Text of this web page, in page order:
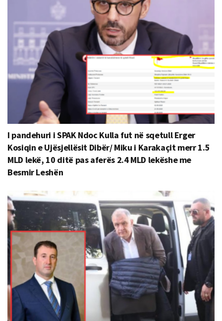
I pandehuri i SPAK Ndoc Kulla fut në sqetull Erger
Kosiqin e Ujësjellësit Dibër/ Miku i Karakaçit merr 1.5
MLD lekë, 10 ditë pas aferës 2.4 MLD lekëshe me
Besmir Leshën